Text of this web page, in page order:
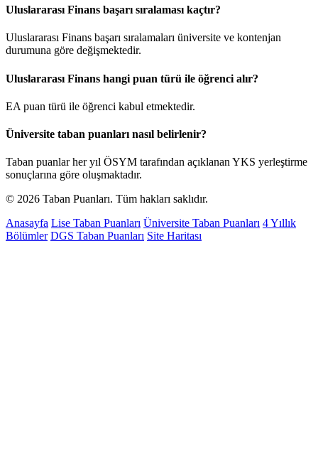
Uluslararası Finans başarı sıralaması kaçtır?
Uluslararası Finans başarı sıralamaları üniversite ve kontenjan
durumuna göre değişmektedir.
Uluslararası Finans hangi puan türü ile öğrenci alır?
EA puan türü ile öğrenci kabul etmektedir.
Üniversite taban puanları nasıl belirlenir?
Taban puanlar her yıl ÖSYM tarafından açıklanan YKS yerleştirme
sonuçlarına göre oluşmaktadır.
© 2026 Taban Puanları. Tüm hakları saklıdır.
Anasayfa Lise Taban Puanları Üniversite Taban Puanları 4 Yıllık
Bölümler DGS Taban Puanları Site Haritası